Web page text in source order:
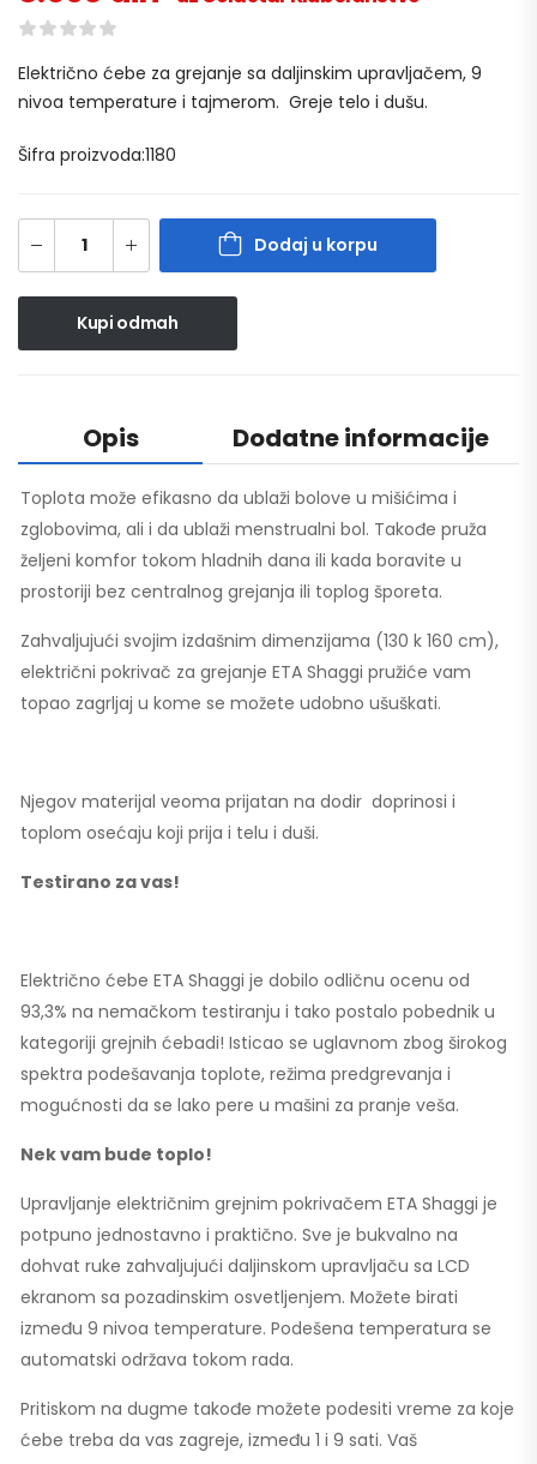
Električno ćebe za grejanje sa daljinskim upravljačem, 9
nivoa temperature i tajmerom. Greje telo i dušu.
Šifra proizvoda:1180
Dodaj u korpu
Kupi odmah
Opis Dodatne informacije
Toplota može efikasno da ublaži bolove u mišićima i
zglobovima, ali i da ublaži menstrualni bol. Takođe pruža
željeni komfor tokom hladnih dana ili kada boravite u
prostoriji bez centralnog grejanja ili toplog šporeta.
Zahvaljujući svojim izdašnim dimenzijama (130 k 160 cm),
električni pokrivač za grejanje ETA Shaggi pružiće vam
topao zagrljaj u kome se možete udobno ušuškati.
Njegov materijal veoma prijatan na dodir doprinosi i
toplom osećaju koji prija i telu i duši.
Testirano za vas!
Električno ćebe ETA Shaggi je dobilo odličnu ocenu od
93,3% na nemačkom testiranju i tako postalo pobednik u
kategoriji grejnih ćebadi! Isticao se uglavnom zbog širokog
spektra podešavanja toplote, režima predgrevanja i
mogućnosti da se lako pere u mašini za pranje veša.
Nek vam bude toplo!
Upravljanje električnim grejnim pokrivačem ETA Shaggi je
potpuno jednostavno i praktično. Sve je bukvalno na
dohvat ruke zahvaljujući daljinskom upravljaču sa LCD
ekranom sa pozadinskim osvetljenjem. Možete birati
između 9 nivoa temperature. Podešena temperatura se
automatski održava tokom rada.
Pritiskom na dugme takođe možete podesiti vreme za koje
ćebe treba da vas zagreje, između 1 i 9 sati. Vaš